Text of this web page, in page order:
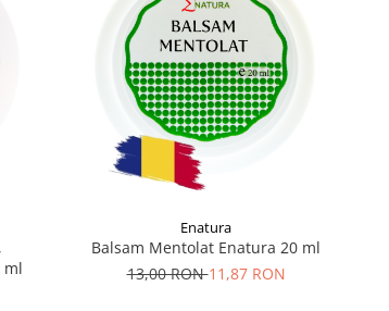
ml
Enatura
Balsam Mentolat Enatura 20 ml
13,00 RON11,87 RON